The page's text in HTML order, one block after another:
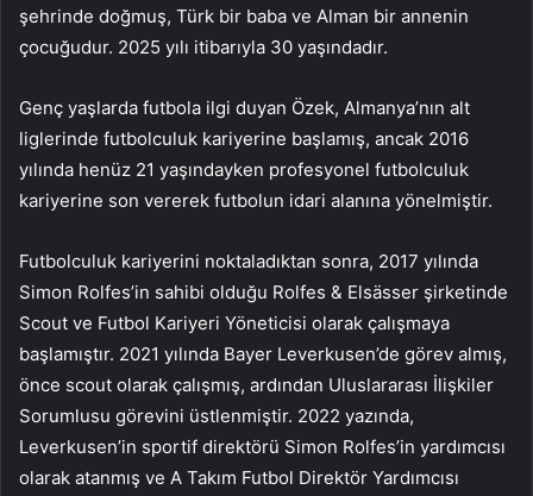
şehrinde doğmuş, Türk bir baba ve Alman bir annenin
çocuğudur. 2025 yılı itibarıyla 30 yaşındadır.
Genç yaşlarda futbola ilgi duyan Özek, Almanya’nın alt
liglerinde futbolculuk kariyerine başlamış, ancak 2016
yılında henüz 21 yaşındayken profesyonel futbolculuk
kariyerine son vererek futbolun idari alanına yönelmiştir.
Futbolculuk kariyerini noktaladıktan sonra, 2017 yılında
Simon Rolfes’in sahibi olduğu Rolfes & Elsässer şirketinde
Scout ve Futbol Kariyeri Yöneticisi olarak çalışmaya
başlamıştır. 2021 yılında Bayer Leverkusen’de görev almış,
önce scout olarak çalışmış, ardından Uluslararası İlişkiler
Sorumlusu görevini üstlenmiştir. 2022 yazında,
Leverkusen’in sportif direktörü Simon Rolfes’in yardımcısı
olarak atanmış ve A Takım Futbol Direktör Yardımcısı